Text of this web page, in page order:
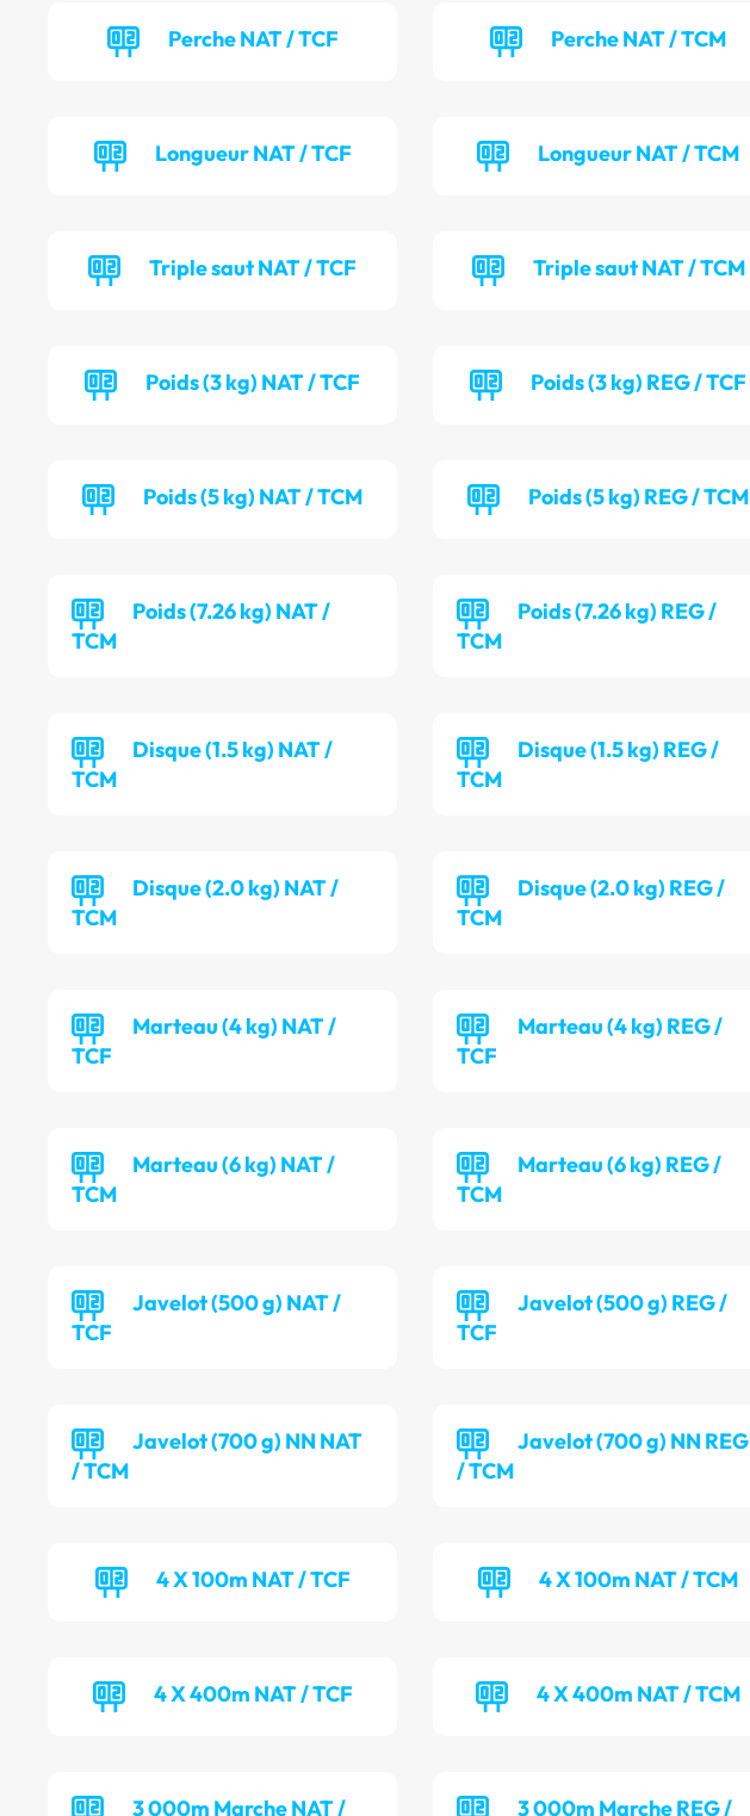
Perche NAT / TCF Perche NAT / TCM
Longueur NAT / TCF Longueur NAT / TCM
Triple saut NAT / TCF Triple saut NAT / TCM
Poids (3 kg) NAT / TCF Poids (3 kg) REG / TCF
Poids (5 kg) NAT / TCM Poids (5 kg) REG / TCM
Poids (7.26 kg) NAT /
TCM
Poids (7.26 kg) REG /
TCM
Disque (1.5 kg) NAT /
TCM
Disque (1.5 kg) REG /
TCM
Disque (2.0 kg) NAT /
TCM
Disque (2.0 kg) REG /
TCM
Marteau (4 kg) NAT /
TCF
Marteau (4 kg) REG /
TCF
Marteau (6 kg) NAT /
TCM
Marteau (6 kg) REG /
TCM
Javelot (500 g) NAT /
TCF
Javelot (500 g) REG /
TCF
Javelot (700 g) NN NAT
/ TCM
Javelot (700 g) NN REG
/ TCM
4 X 100m NAT / TCF 4 X 100m NAT / TCM
4 X 400m NAT / TCF 4 X 400m NAT / TCM
3 000m Marche NAT / 3 000m Marche REG /